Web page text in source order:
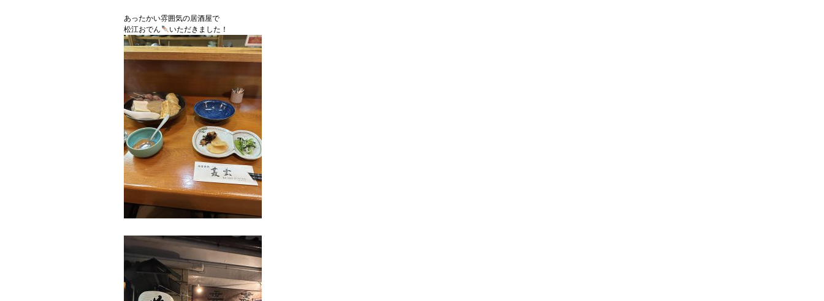
あったかい雰囲気の居酒屋で
松江おでん
いただきました！